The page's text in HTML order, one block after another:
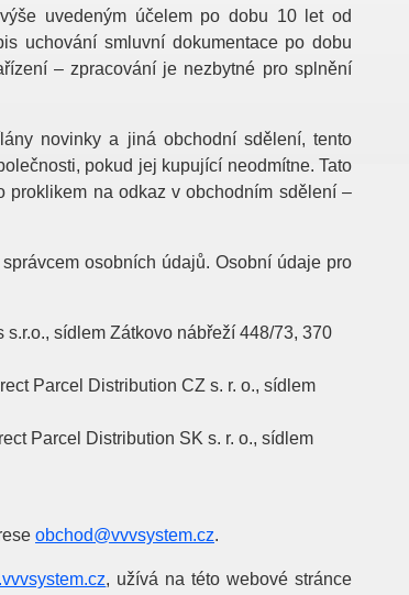
uvedeným účelem po dobu 10 let od
uchování smluvní dokumentace po dobu
– zpracování je nezbytné pro splnění
novinky a jiná obchodní sdělení, tento
pokud jej kupující neodmítne. Tato
na odkaz v obchodním sdělení –
osobních údajů. Osobní údaje pro
sídlem Zátkovo nábřeží 448/73, 370
Parcel Distribution CZ s. r. o., sídlem
Parcel Distribution SK s. r. o., sídlem
obchod@vvvsystem.cz.
, užívá na této webové stránce